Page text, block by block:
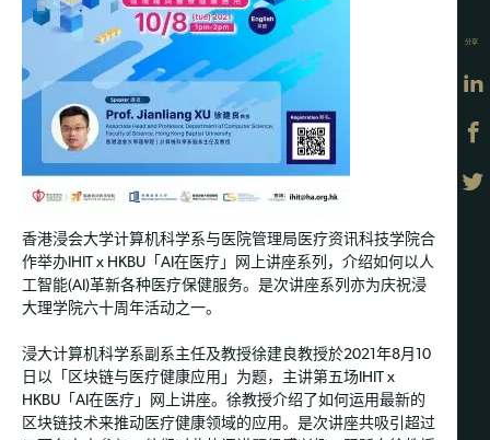
香港浸会大学计算机科学系与医院管理局医疗资讯科技学院合
作举办IHIT x HKBU「AI在医疗」网上讲座系列，介绍如何以人
工智能(AI)革新各种医疗保健服务。是次讲座系列亦为庆祝浸
大理学院六十周年活动之一。
浸大计算机科学系副系主任及教授徐建良教授於2021年8月10
日以「区块链与医疗健康应用」为题，主讲第五场IHIT x
HKBU「AI在医疗」网上讲座。徐教授介绍了如何运用最新的
区块链技术来推动医疗健康领域的应用。是次讲座共吸引超过
分享